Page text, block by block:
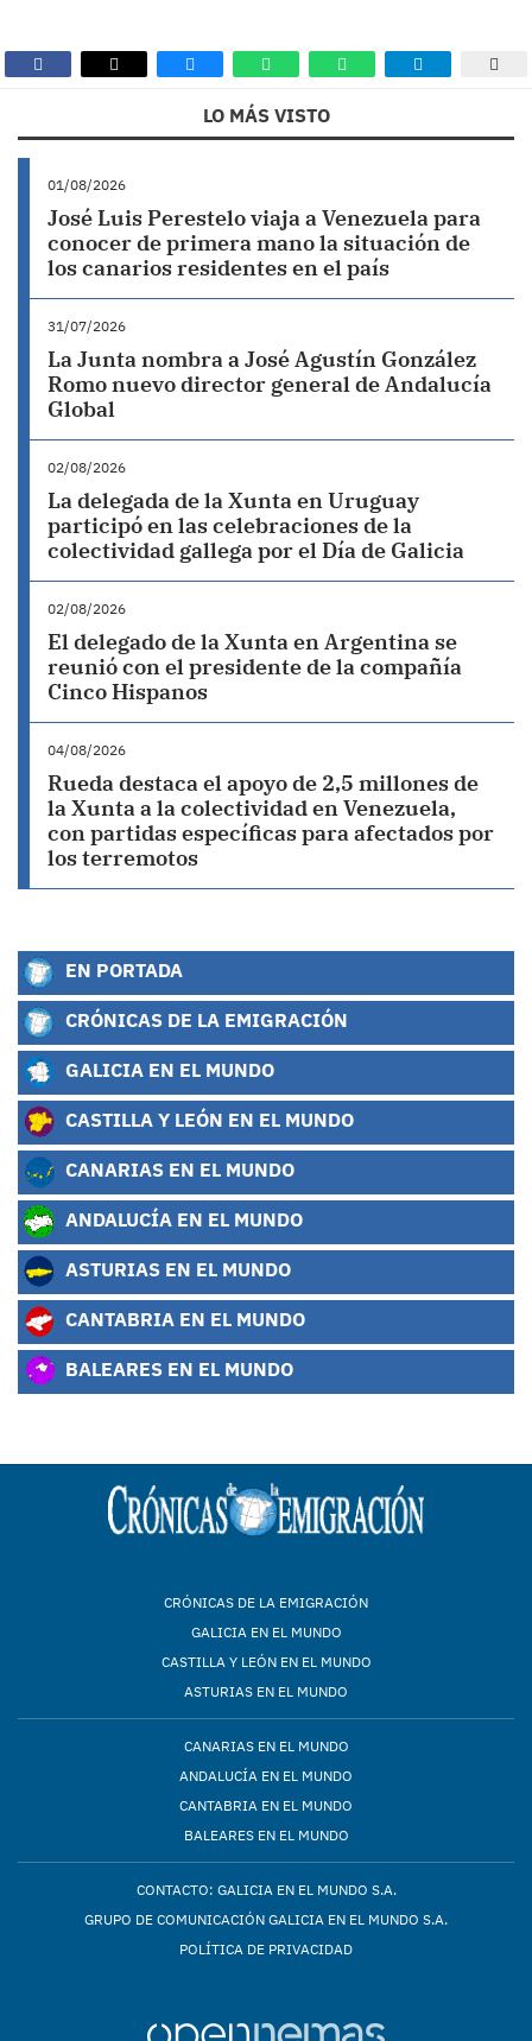
LO MÁS VISTO
01/08/2026
José Luis Perestelo viaja a Venezuela para
conocer de primera mano la situación de
los canarios residentes en el país
31/07/2026
La Junta nombra a José Agustín González
Romo nuevo director general de Andalucía
Global
02/08/2026
La delegada de la Xunta en Uruguay
participó en las celebraciones de la
colectividad gallega por el Día de Galicia
02/08/2026
El delegado de la Xunta en Argentina se
reunió con el presidente de la compañía
Cinco Hispanos
04/08/2026
Rueda destaca el apoyo de 2,5 millones de
la Xunta a la colectividad en Venezuela,
con partidas específicas para afectados por
los terremotos
EN PORTADA
CRÓNICAS DE LA EMIGRACIÓN
GALICIA EN EL MUNDO
CASTILLA Y LEÓN EN EL MUNDO
CANARIAS EN EL MUNDO
ANDALUCÍA EN EL MUNDO
ASTURIAS EN EL MUNDO
CANTABRIA EN EL MUNDO
BALEARES EN EL MUNDO
CRÓNICAS DE LA EMIGRACIÓN
GALICIA EN EL MUNDO
CASTILLA Y LEÓN EN EL MUNDO
ASTURIAS EN EL MUNDO
CANARIAS EN EL MUNDO
ANDALUCÍA EN EL MUNDO
CANTABRIA EN EL MUNDO
BALEARES EN EL MUNDO
CONTACTO: GALICIA EN EL MUNDO S.A.
GRUPO DE COMUNICACIÓN GALICIA EN EL MUNDO S.A.
POLÍTICA DE PRIVACIDAD